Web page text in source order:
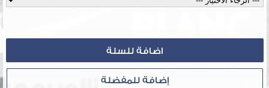
إضافة للمفضلة